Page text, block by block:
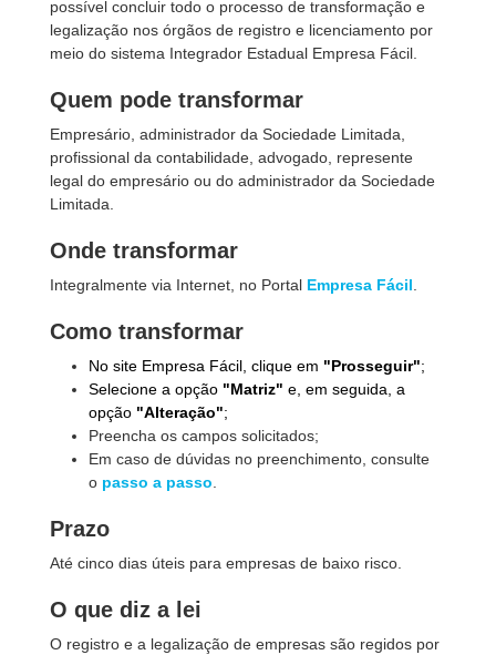
possível concluir todo o processo de transformação e
legalização nos órgãos de registro e licenciamento por
meio do sistema Integrador Estadual Empresa Fácil.
Quem pode transformar
Empresário, administrador da Sociedade Limitada,
profissional da contabilidade, advogado, represente
legal do empresário ou do administrador da Sociedade
Limitada.
Onde transformar
Integralmente via Internet, no Portal Empresa Fácil
Como transformar
No site Empresa Fácil, clique em "Prosseguir";
Selecione a opção "Matriz" e, em seguida, a
opção "Alteração";
Preencha os campos solicitados;
Em caso de dúvidas no preenchimento, consulte
o passo a passo
Prazo
Até cinco dias úteis para empresas de baixo risco.
O que diz a lei
O registro e a legalização de empresas são regidos por